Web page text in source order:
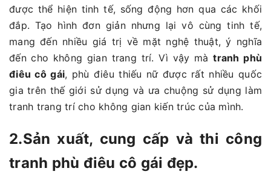
được thể hiện tinh tế, sống động hơn qua các khối
đắp. Tạo hình đơn giản nhưng lại vô cùng tinh tế,
mang đến nhiều giá trị về mặt nghệ thuật, ý nghĩa
đến cho không gian trang trí. Vì vậy màtranh phù
điêu cô gái, phù điêu thiếu nữ được rất nhiều quốc
gia trên thế giới sử dụng và ưa chuộng sử dụng làm
tranh trang trí cho không gian kiến trúc của mình.
2.Sản xuất, cung cấp và thi công
tranh phù điêu cô gái đẹp.